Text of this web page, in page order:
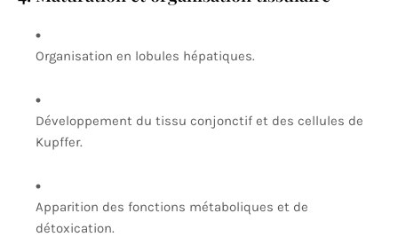
Organisation en lobules hépatiques.
Développement du tissu conjonctif et des cellules de
Kupffer.
Apparition des fonctions métaboliques et de
détoxication.